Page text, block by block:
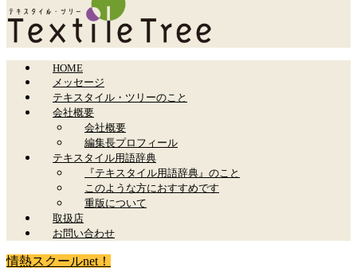
HOME
メッセージ
テキスタイル・ツリーのこと
会社概要
会社概要
編集長プロフィール
テキスタイル用語辞典
『テキスタイル用語辞典』のこと
このような方におすすめです
重版について
取扱店
お問い合わせ
情熱スクールnet！